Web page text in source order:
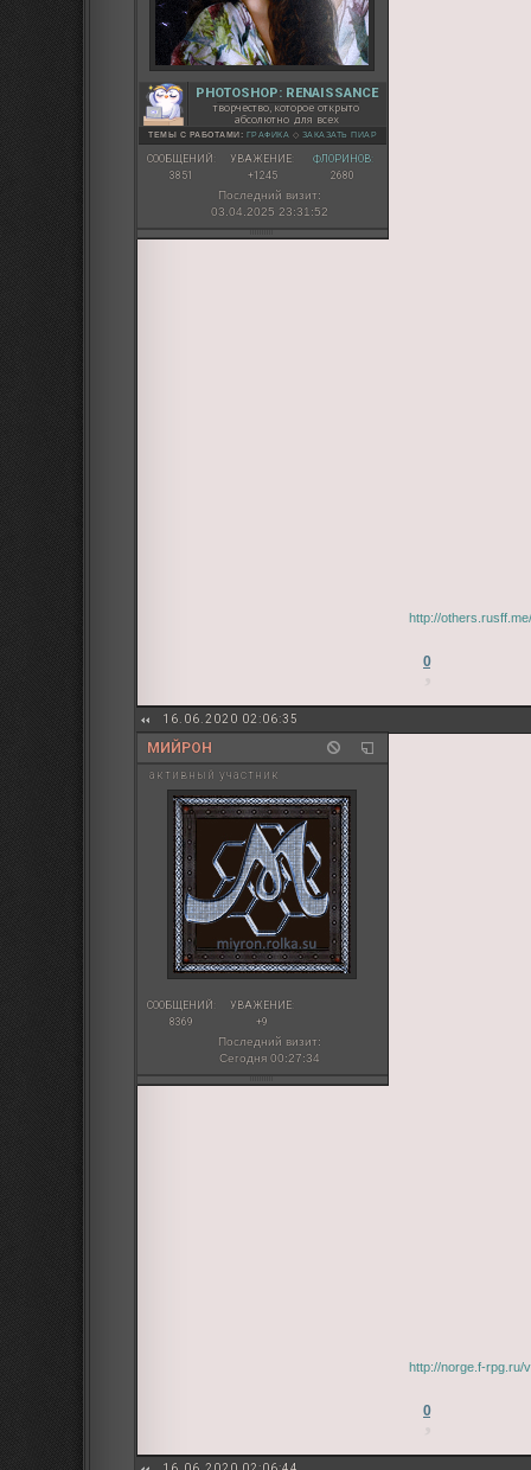
PHOTOSHOP: RENAISSANCE
творчество, которое открыто
абсолютно для всех
ТЕМЫ С РАБОТАМИ: ГРАФИКА ◇ ЗАКАЗАТЬ ПИАР
СООБЩЕНИЙ:
3851
УВАЖЕНИЕ:
+1245
ФЛОРИНОВ:
2680
Последний визит:
03.04.2025 23:31:52
http://
0
16.06.2020 02:06:35
МИЙРОН
активный участник
СООБЩЕНИЙ:
8369
УВАЖЕНИЕ:
+9
Последний визит:
Сегодня 00:27:34
http://norge.f-rpg.ru/
0